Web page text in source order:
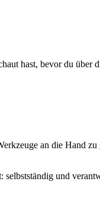
hast, bevor du über
an die Hand zu
und